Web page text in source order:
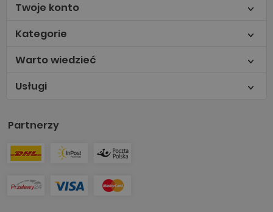
Twoje konto
Kategorie
Warto wiedzieć
Usługi
Partnerzy